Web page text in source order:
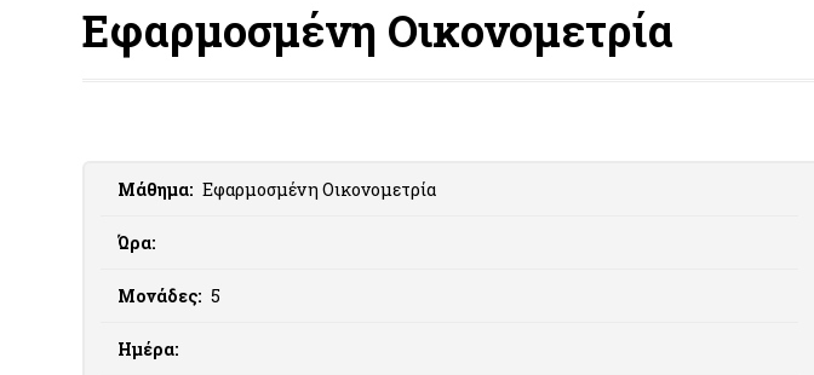
Εφαρμοσμένη Οικονομετρία
Μάθημα: Εφαρμοσμένη Οικονομετρία
Ώρα:
Μονάδες: 5
Ημέρα: